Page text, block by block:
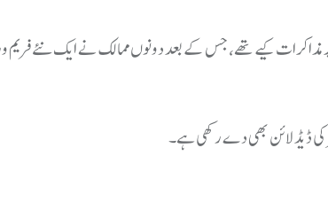
نے جنیوا میں 28 نکاتی امریکی امن تجویز پر مذاکرات کیے تھے، جس کے بعد دونوں ممالک